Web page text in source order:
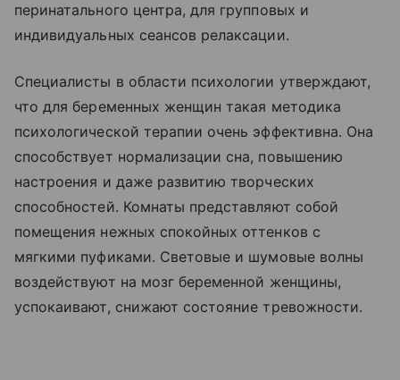
перинатального центра, для групповых и
индивидуальных сеансов релаксации.
Специалисты в области психологии утверждают,
что для беременных женщин такая методика
психологической терапии очень эффективна. Она
способствует нормализации сна, повышению
настроения и даже развитию творческих
способностей. Комнаты представляют собой
помещения нежных спокойных оттенков с
мягкими пуфиками. Световые и шумовые волны
воздействуют на мозг беременной женщины,
успокаивают, снижают состояние тревожности.